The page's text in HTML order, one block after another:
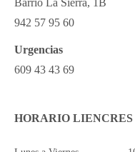
Barrio La Sierra, 1B
942 57 95 60
Urgencias
609 43 43 69
HORARIO LIENCRES